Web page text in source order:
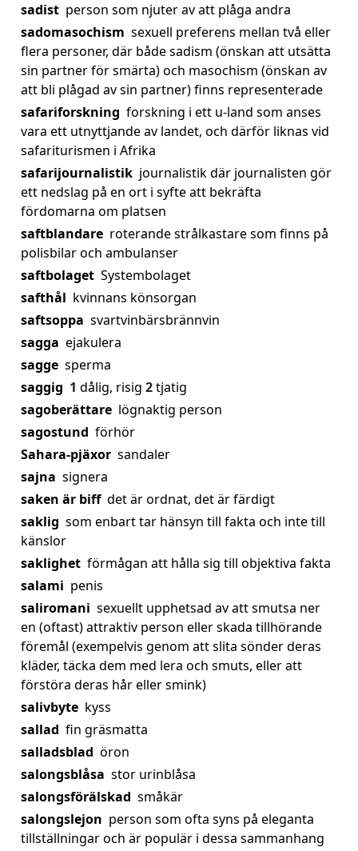
sadist person som njuter av att plåga andra
sadomasochism sexuell preferens mellan två eller
flera personer, där både sadism (önskan att utsätta
sin partner för smärta) och masochism (önskan av
att bli plågad av sin partner) finns representerade
safariforskning forskning i ett u-land som anses
vara ett utnyttjande av landet, och därför liknas vid
safariturismen i Afrika
safarijournalistik journalistik där journalisten gör
ett nedslag på en ort i syfte att bekräfta
fördomarna om platsen
saftblandare roterande strålkastare som finns på
polisbilar och ambulanser
saftbolaget Systembolaget
safthål kvinnans könsorgan
saftsoppa svartvinbärsbrännvin
sagga ejakulera
sagge sperma
saggig 1 dålig, risig 2tjatig
sagoberättare lögnaktig person
sagostund förhör
Sahara-pjäxor sandaler
sajna signera
saken är biff det är ordnat, det är färdigt
saklig som enbart tar hänsyn till fakta och inte till
känslor
saklighet förmågan att hålla sig till objektiva fakta
salami penis
saliromani sexuellt upphetsad av att smutsa ner
en (oftast) attraktiv person eller skada tillhörande
föremål (exempelvis genom att slita sönder deras
kläder, täcka dem med lera och smuts, eller att
förstöra deras hår eller smink)
salivbyte kyss
sallad fin gräsmatta
salladsblad öron
salongsblåsa stor urinblåsa
salongsförälskad småkär
salongslejon person som ofta syns på eleganta
tillställningar och är populär i dessa sammanhang